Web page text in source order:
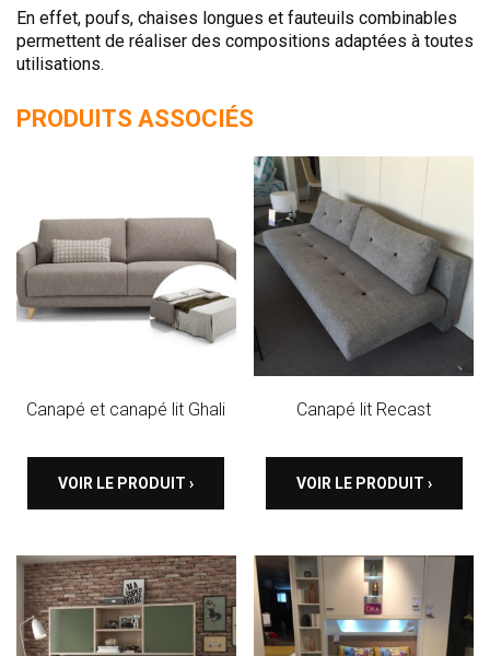
En effet, poufs, chaises longues et fauteuils combinables
permettent de réaliser des compositions adaptées à toutes
utilisations.
PRODUITS ASSOCIÉS
Canapé et canapé lit Ghali
VOIR LE PRODUIT ›
Canapé lit Recast
VOIR LE PRODUIT ›